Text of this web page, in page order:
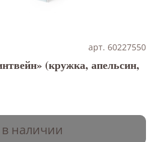
арт. 60227550
(кружка, апельсин,
наличии